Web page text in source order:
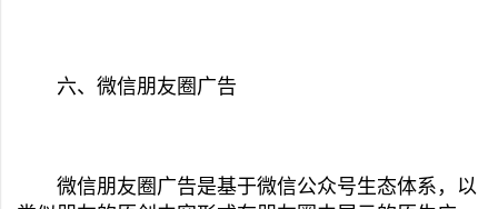
六、微信朋友圈广告
微信朋友圈广告是基于微信公众号生态体系，以